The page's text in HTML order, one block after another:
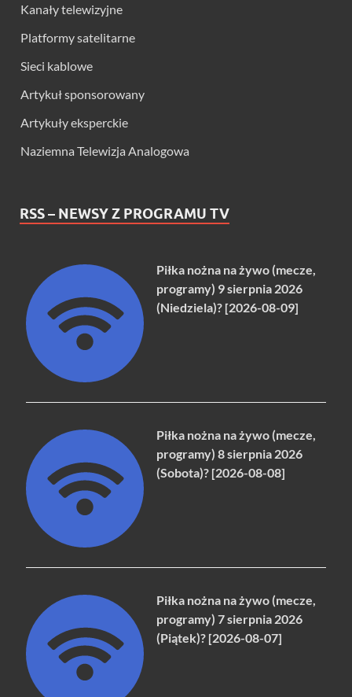
Kanały telewizyjne
Platformy satelitarne
Sieci kablowe
Artykuł sponsorowany
Artykuły eksperckie
Naziemna Telewizja Analogowa
RSS – NEWSY Z PROGRAMU TV
Piłka nożna na żywo (mecze,
programy) 9 sierpnia 2026
(Niedziela)? [2026-08-09]
Piłka nożna na żywo (mecze,
programy) 8 sierpnia 2026
(Sobota)? [2026-08-08]
Piłka nożna na żywo (mecze,
programy) 7 sierpnia 2026
(Piątek)? [2026-08-07]